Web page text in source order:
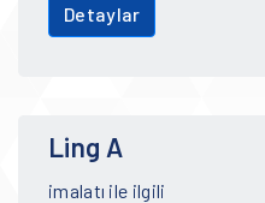
Detaylar
Ling A
imalatı ile ilgili